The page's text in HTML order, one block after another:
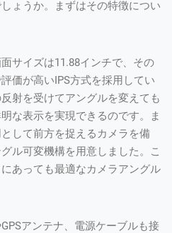
ょうか。まずはその特徴につい
サイズは11.88インチで、その
価が高いIPS方式を採用してい
射を受けてアングルを変えても
な表示を実現できるのです。ま
して前方を捉えるカメラを備
ル可変機構を用意しました。こ
あっても最適なカメラアングル
アンテナ、電源ケーブルも接